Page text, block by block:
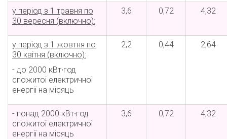
у період з 1 травня по
30 вересня (включно):
3,6 0,72 4,32
у період з 1 жовтня по
30 квітня (включно):
- до 2000 кВт∙год
спожитої електричної
енергії на місяць
2,2 0,44 2,64
- понад 2000 кВт∙год
спожитої електричної
енергії на місяць
3,6 0,72 4,32